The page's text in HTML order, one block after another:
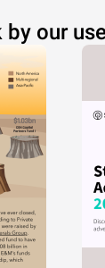
our